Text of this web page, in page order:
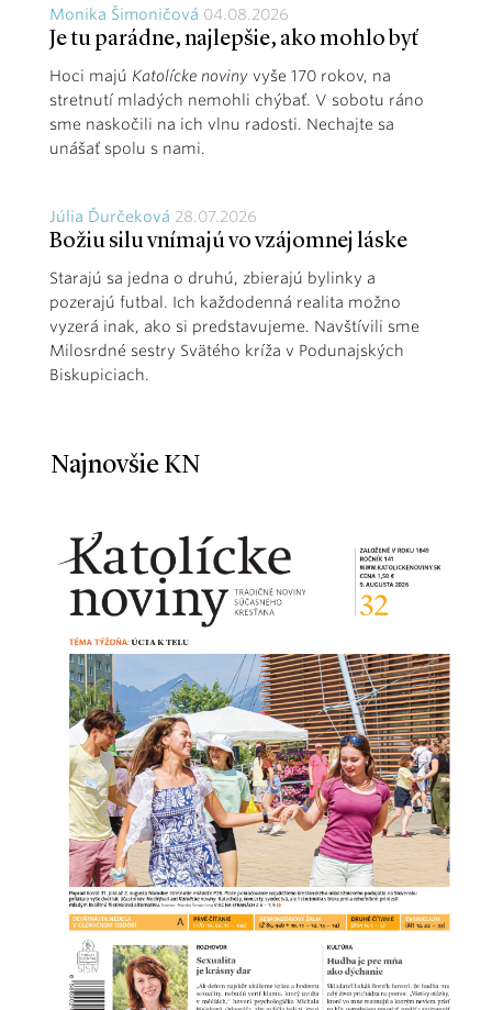
Monika Šimoničová 04.08.2026
Je tu parádne, najlepšie, ako mohlo byť
Hoci majú Katolícke noviny vyše 170 rokov, na
stretnutí mladých nemohli chýbať. V sobotu ráno
sme naskočili na ich vlnu radosti. Nechajte sa
unášať spolu s nami.
Júlia Ďurčeková 28.07.2026
Božiu silu vnímajú vo vzájomnej láske
Starajú sa jedna o druhú, zbierajú bylinky a
pozerajú futbal. Ich každodenná realita možno
vyzerá inak, ako si predstavujeme. Navštívili sme
Milosrdné sestry Svätého kríža v Podunajských
Biskupiciach.
Najnovšie KN